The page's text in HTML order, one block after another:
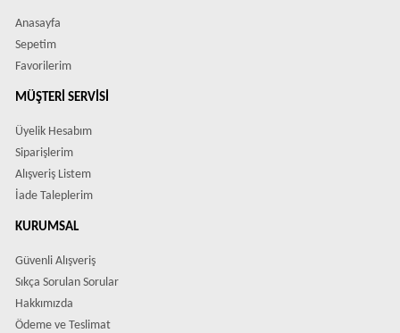
Anasayfa
Sepetim
Favorilerim
MÜŞTERI SERVISI
Üyelik Hesabım
Siparişlerim
Alışveriş Listem
İade Taleplerim
KURUMSAL
Güvenli Alışveriş
Sıkça Sorulan Sorular
Hakkımızda
Ödeme ve Teslimat